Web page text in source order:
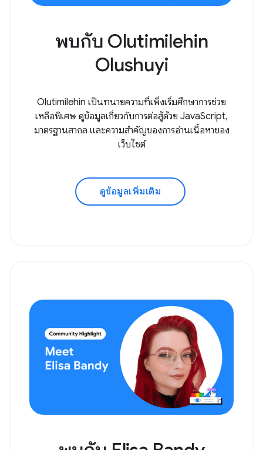
พบกับ Olutimilehin
Olushuyi
Olutimilehin เป็นทนายความที่เพิ่งเริ่มศึกษาการช่วย
เหลือพิเศษ ดูข้อมูลเกี่ยวกับการต่อสู้ด้วย JavaScript,
มาตรฐานสากล และความสำคัญของการอ่านเนื้อหาของ
เว็บไซต์
ดูข้อมูลเพิ่มเติม